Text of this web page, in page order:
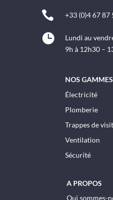
 +33 (0)4 67 87

Lundi au
9h à 12h30 –
NOS GAMMES
Électricité
Plomberie
Trappes de
Ventilation
Sécurité
A PROPOS
Qui sommes-